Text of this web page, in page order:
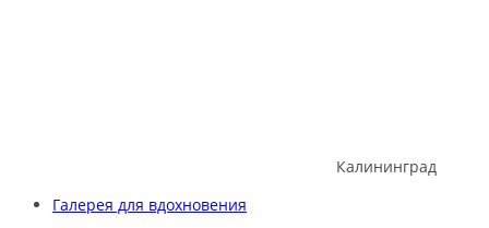
Калининград
Галерея для вдохновения